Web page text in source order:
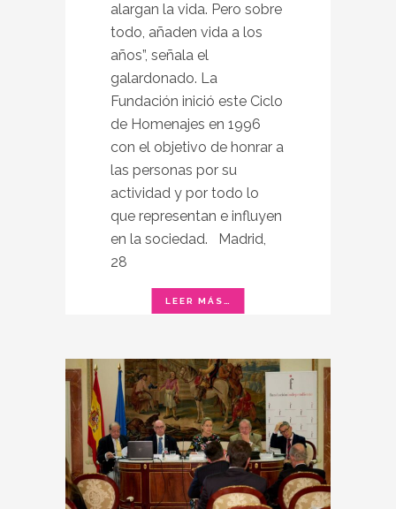
alargan la vida. Pero sobre
todo, añaden vida a los
años”, señala el
galardonado. La
Fundación inició este Ciclo
de Homenajes en 1996
con el objetivo de honrar a
las personas por su
actividad y por todo lo
que representan e influyen
en la sociedad. Madrid,
28